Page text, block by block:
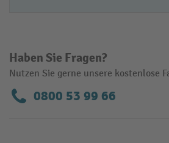
Haben Sie Fragen?
Nutzen Sie gerne unsere kostenlose
0800 53 99 66